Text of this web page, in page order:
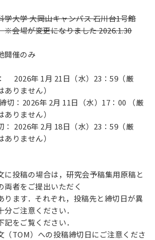
学大学 大岡山キャンパス 石川台1号館
会場が変更になりました 2026.1.30
開催のみ
2026年 1月 21日（水）23：59（厳
りません）
切：2026年 2月 11日（水）17：00 （厳
りません）
： 2026年 2月 18日（水）23：59（厳
りません）
投稿の場合は，研究会予稿集用原稿と
両者をご提出いただく
す．それぞれ，投稿先と締切日が異
分ご注意ください．
ご覧ください．
TOM）への投稿締切日にご注意くださ